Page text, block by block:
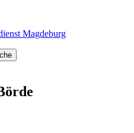
Magdeburg